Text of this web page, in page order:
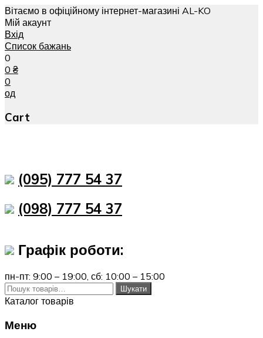
Вітаємо в офіційному інтернет-магазині AL-KO
Мій акаунт
Вхід
Список бажань
0
0 ₴
0
од
Cart
(095) 777 54 37
(098) 777 54 37
Графік роботи:
пн-пт: 9:00 – 19:00, сб: 10:00 – 15:00
Шукати:
Шукати
Каталог товарів
Меню